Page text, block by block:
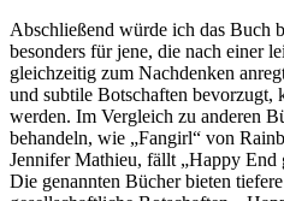
Abschließend würde ich das Buch
besonders für jene, die nach einer
gleichzeitig zum Nachdenken
und subtile Botschaften bevorzugt,
werden. Im Vergleich zu anderen
behandeln, wie „Fangirl“ von
Jennifer Mathieu, fällt „Happy End
Die genannten Bücher bieten